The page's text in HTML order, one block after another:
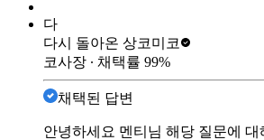
다
다시 돌아온 상코미코
코사장 ∙ 채택률 99%
채택된 답변
안녕하세요 멘티님 해당 질문에 대